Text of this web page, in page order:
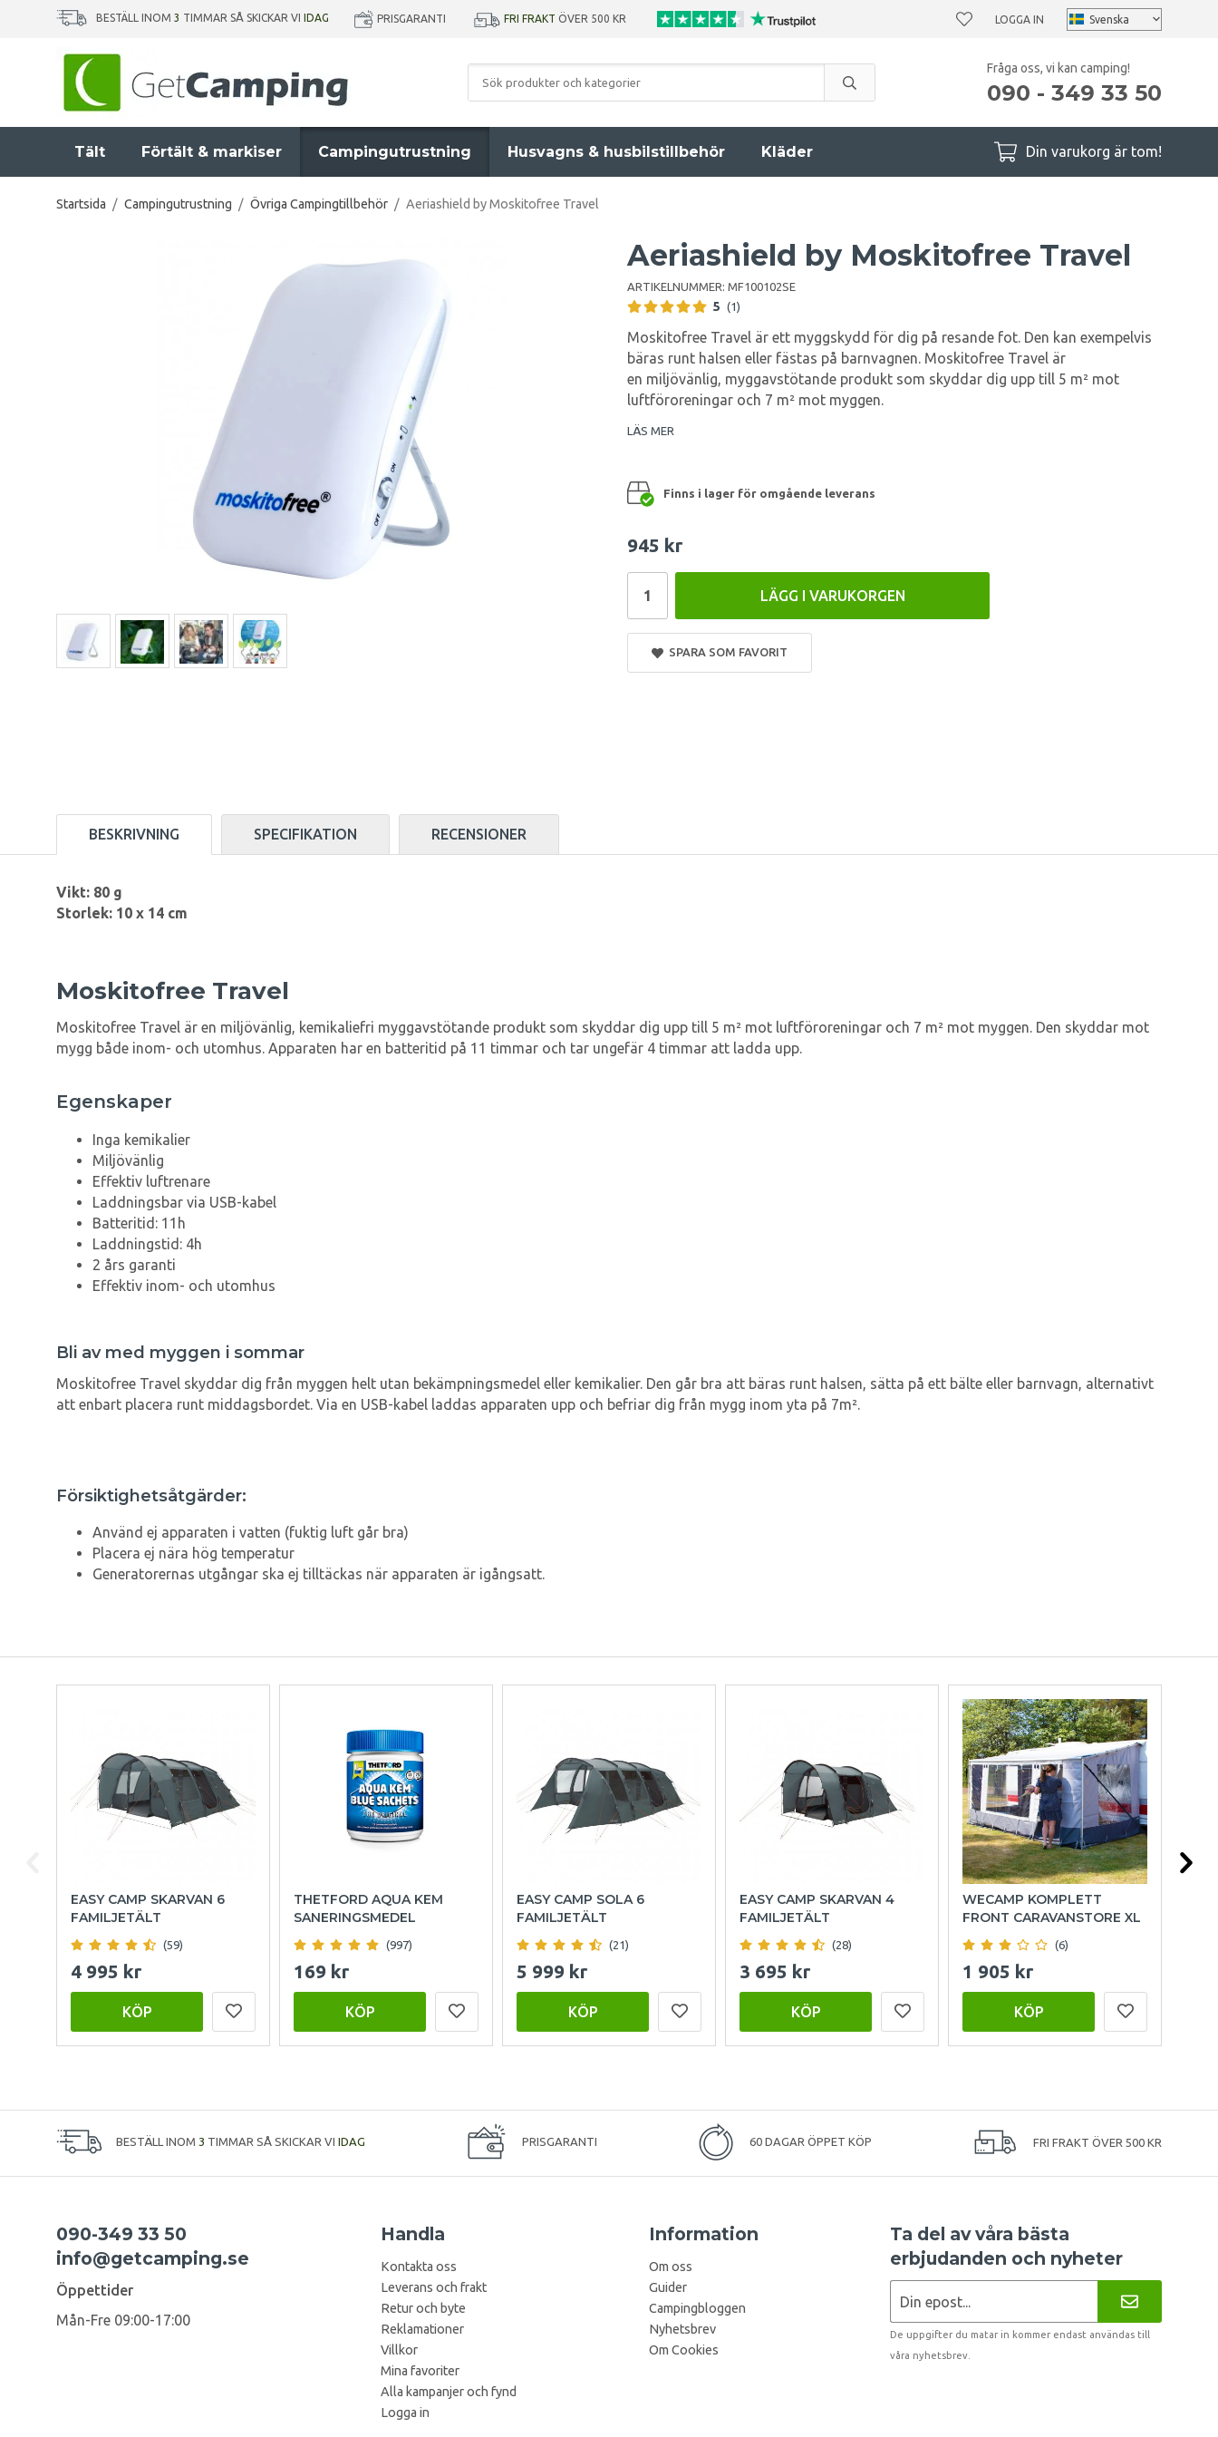
BESTÄLL INOM 3 TIMMAR SÅ SKICKAR VI IDAG PRISGARANTI FRI FRAKT ÖVER 500 KR LOGGA IN
Fråga oss, vi kan camping!
090 - 349 33 50
Tält Förtält & markiser Campingutrustning Husvagns & husbilstillbehör Kläder Din varukorg är tom!
Startsida / Campingutrustning / Övriga Campingtillbehör / Aeriashield by Moskitofree Travel
Aeriashield by Moskitofree Travel
ARTIKELNUMMER: MF100102SE
5 (1)
Moskitofree Travel är ett myggskydd för dig på resande fot. Den kan exempelvis
bäras runt halsen eller fästas på barnvagnen. Moskitofree Travel är
en miljövänlig, myggavstötande produkt som skyddar dig upp till 5 m² mot
luftföroreningar och 7 m² mot myggen.
LÄS MER
Finns i lager för omgående leverans
945 kr
LÄGG I VARUKORGEN
SPARA SOM FAVORIT
BESKRIVNING SPECIFIKATION RECENSIONER
Vikt: 80 g
Storlek: 10 x 14 cm
Moskitofree Travel
Moskitofree Travel är en miljövänlig, kemikaliefri myggavstötande produkt som skyddar dig upp till 5 m² mot luftföroreningar och 7 m² mot myggen. Den skyddar mot
mygg både inom- och utomhus. Apparaten har en batteritid på 11 timmar och tar ungefär 4 timmar att ladda upp.
Egenskaper
Inga kemikalier
Miljövänlig
Effektiv luftrenare
Laddningsbar via USB-kabel
Batteritid: 11h
Laddningstid: 4h
2 års garanti
Effektiv inom- och utomhus
Bli av med myggen i sommar
Moskitofree Travel skyddar dig från myggen helt utan bekämpningsmedel eller kemikalier. Den går bra att bäras runt halsen, sätta på ett bälte eller barnvagn, alternativt
att enbart placera runt middagsbordet. Via en USB-kabel laddas apparaten upp och befriar dig från mygg inom yta på 7m².
Försiktighetsåtgärder:
Använd ej apparaten i vatten (fuktig luft går bra)
Placera ej nära hög temperatur
Generatorernas utgångar ska ej tilltäckas när apparaten är igångsatt.
EASY CAMP SKARVAN 6
FAMILJETÄLT
(59)
4 995 kr
KÖP
THETFORD AQUA KEM
SANERINGSMEDEL
(997)
169 kr
KÖP
EASY CAMP SOLA 6
FAMILJETÄLT
(21)
5 999 kr
KÖP
EASY CAMP SKARVAN 4
FAMILJETÄLT
(28)
3 695 kr
KÖP
WECAMP KOMPLETT
FRONT CARAVANSTORE XL
(6)
1 905 kr
KÖP
BESTÄLL INOM 3 TIMMAR SÅ SKICKAR VI IDAG PRISGARANTI 60 DAGAR ÖPPET KÖP FRI FRAKT ÖVER 500 KR
090-349 33 50
info@getcamping.se
Öppettider
Mån-Fre 09:00-17:00
Handla
Kontakta oss
Leverans och frakt
Retur och byte
Reklamationer
Villkor
Mina favoriter
Alla kampanjer och fynd
Logga in
Information
Om oss
Guider
Campingbloggen
Nyhetsbrev
Om Cookies
Ta del av våra bästa
erbjudanden och nyheter
De uppgifter du matar in kommer endast användas till
våra nyhetsbrev.